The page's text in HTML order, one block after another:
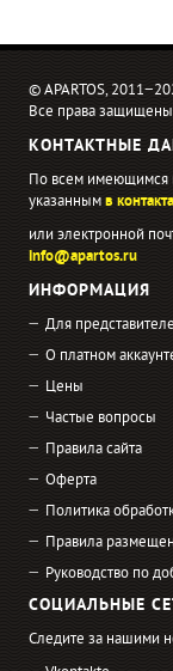
© APARTOS,
Все права защищены
КОНТАКТНЫЕ
По всем имеющимся
указаннымв
или электронной
info@apartos.ru
ИНФОРМАЦИЯ
Для
О платном
Цены
Частые вопросы
Правила сайта
Оферта
Политика
Правила
Руководство по
СОЦИАЛЬНЫЕ
Следите за нашими